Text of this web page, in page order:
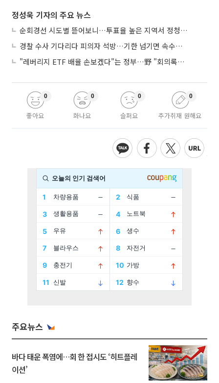
정성욱 기자의 주요 뉴스
순회경선 시도별 뜯어보니…투표율 높은 지역서 정청래 강세
경찰 수사 기다리다 피의자 석방…기한 넘기면 속수무책
"레버리지 ETF 배율 손보겠다"는 정부…野 "회의록부터 내놔야"
좋아요
0
화나요
0
슬퍼요
0
추가취재 원해요
0
주요뉴스
바다 태운 폭염에…회 한 접시도 ‘히트플레
이션’